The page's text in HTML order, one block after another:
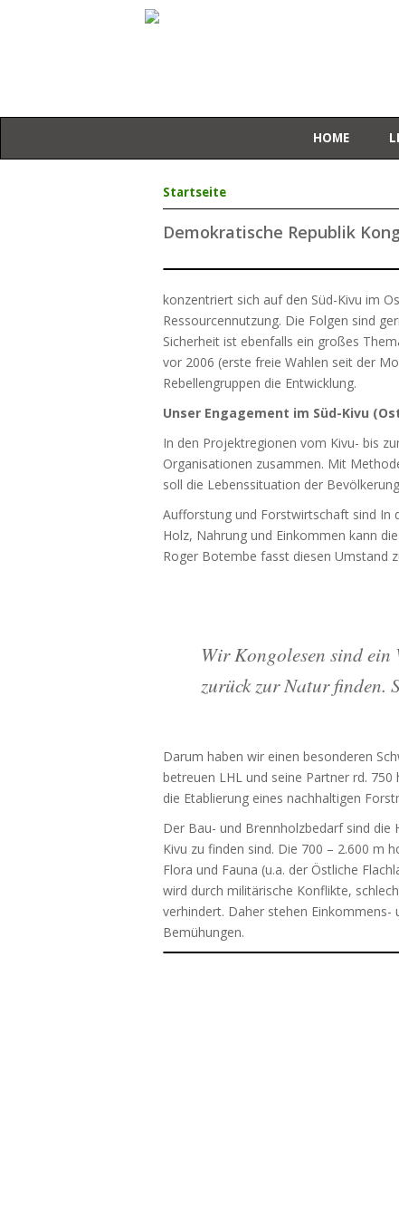
HOME
Sie sind hier
Startseite
Demokratische Republik
konzentriert sich auf den Süd-Kivu im
Ressourcennutzung. Die Folgen sind
Sicherheit ist ebenfalls ein großes
vor 2006 (erste freie Wahlen seit der
Rebellengruppen die Entwicklung.
Unser Engagement im Süd-Kivu
In den Projektregionen vom Kivu- bis
Organisationen zusammen. Mit
soll die Lebenssituation der
Aufforstung und Forstwirtschaft sind In
Holz, Nahrung und Einkommen kann
Roger Botembe fasst diesen Umstand
Wir Kongolesen sind ein
zurück zur Natur finden.
Darum haben wir einen besonderen
betreuen LHL und seine Partner rd.
die Etablierung eines nachhaltigen
Der Bau- und Brennholzbedarf sind
Kivu zu finden sind. Die 700 – 2.600 m
Flora und Fauna (u.a. der Östliche
wird durch militärische Konflikte,
verhindert. Daher stehen Einkommens-
Bemühungen.